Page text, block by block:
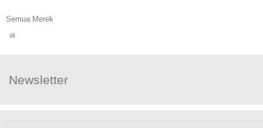
Semua Merek
Newsletter